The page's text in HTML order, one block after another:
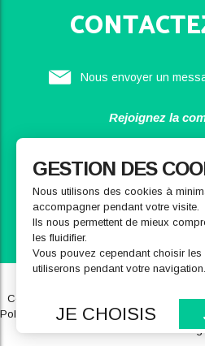
Nous envoyer un
Rejoignez la
Conditions générales de ventes
Politique de données personnelles
Mentions
GESTION DES
Nous utilisons des cookies à
accompagner pendant votre visite.
Ils nous permettent de mieux
les fluidifier.
Vous pouvez cependant choisir
utiliserons pendant votre navigation.
JE CHOISIS